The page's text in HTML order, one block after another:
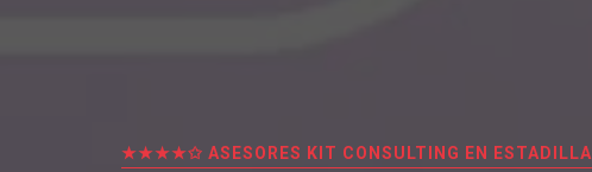
★★★★✩ ASESORES KIT CONSULTING EN ESTADILLA